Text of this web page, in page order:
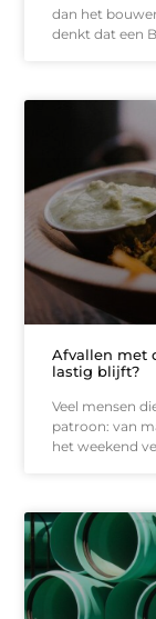
dan het
denkt dat een
Afvallen met
lastig blijft?
Veel mensen
patroon: van
het weekend